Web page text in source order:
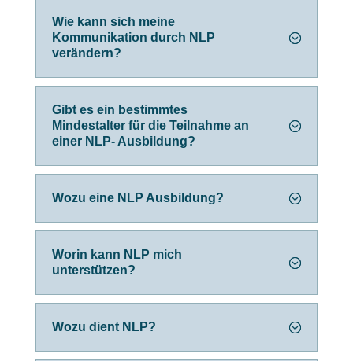
Wie kann sich meine
Kommunikation durch NLP
verändern?
Gibt es ein bestimmtes
Mindestalter für die Teilnahme an
einer NLP- Ausbildung?
Wozu eine NLP Ausbildung?
Worin kann NLP mich
unterstützen?
Wozu dient NLP?